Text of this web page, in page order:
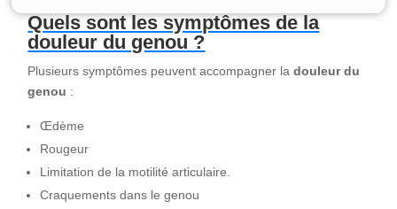
Quels sont les symptômes de la
douleur du genou ?
Plusieurs symptômes peuvent accompagner ladouleur du
genou :
Œdème
Rougeur
Limitation de la motilité articulaire.
Craquements dans le genou